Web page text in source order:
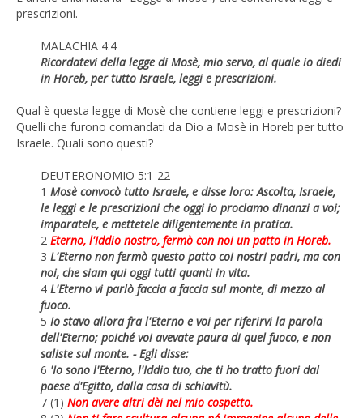
prescrizioni.
MALACHIA 4:4
Ricordatevi della legge di Mosè, mio servo, al quale io diedi
in Horeb, per tutto Israele, leggi e prescrizioni.
Qual è questa legge di Mosè che contiene leggi e prescrizioni?
Quelli che furono comandati da Dio a Mosè in Horeb per tutto
Israele. Quali sono questi?
DEUTERONOMIO 5:1-22
1 Mosè convocò tutto Israele, e disse loro: Ascolta, Israele,
le leggi e le prescrizioni che oggi io proclamo dinanzi a voi;
imparatele, e mettetele diligentemente in pratica.
2 Eterno, l'Iddio nostro, fermò con noi un patto in Horeb.
3 L'Eterno non fermò questo patto coi nostri padri, ma con
noi, che siam qui oggi tutti quanti in vita.
4 L'Eterno vi parlò faccia a faccia sul monte, di mezzo al
fuoco.
5 Io stavo allora fra l'Eterno e voi per riferirvi la parola
dell'Eterno; poiché voi avevate paura di quel fuoco, e non
saliste sul monte. - Egli disse:
6 'Io sono l'Eterno, l'Iddio tuo, che ti ho tratto fuori dal
paese d'Egitto, dalla casa di schiavitù.
7 (1) Non avere altri dèi nel mio cospetto.